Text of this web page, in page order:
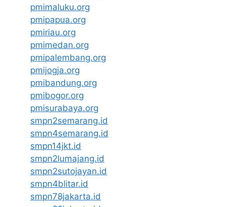
pmimaluku.org
pmipapua.org
pmiriau.org
pmimedan.org
pmipalembang.org
pmijogja.org
pmibandung.org
pmibogor.org
pmisurabaya.org
smpn2semarang.id
smpn4semarang.id
smpn14jkt.id
smpn2lumajang.id
smpn2sutojayan.id
smpn4blitar.id
smpn78jakarta.id